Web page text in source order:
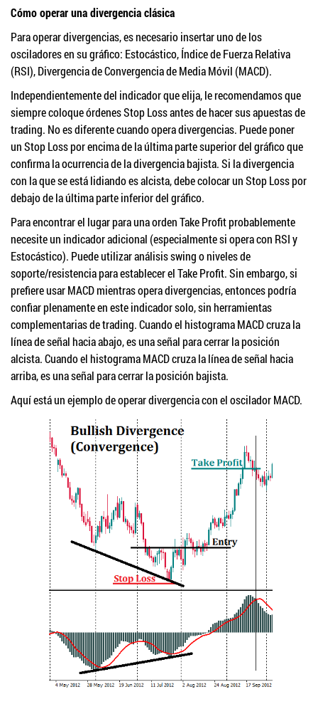
Cómo operar una divergencia clásica
Para operar divergencias, es necesario insertar uno de los
osciladores en su gráfico: Estocástico, Índice de Fuerza Relativa
(RSI), Divergencia de Convergencia de Media Móvil (MACD).
Independientemente del indicador que elija, le recomendamos que
siempre coloque órdenes Stop Loss antes de hacer sus apuestas de
trading. No es diferente cuando opera divergencias. Puede poner
un Stop Loss por encima de la última parte superior del gráfico que
confirma la ocurrencia de la divergencia bajista. Si la divergencia
con la que se está lidiando es alcista, debe colocar un Stop Loss por
debajo de la última parte inferior del gráfico.
Para encontrar el lugar para una orden Take Profit probablemente
necesite un indicador adicional (especialmente si opera con RSI y
Estocástico). Puede utilizar análisis swing o niveles de
soporte/resistencia para establecer el Take Profit. Sin embargo, si
prefiere usar MACD mientras opera divergencias, entonces podría
confiar plenamente en este indicador solo, sin herramientas
complementarias de trading. Cuando el histograma MACD cruza la
línea de señal hacia abajo, es una señal para cerrar la posición
alcista. Cuando el histograma MACD cruza la línea de señal hacia
arriba, es una señal para cerrar la posición bajista.
Aquí está un ejemplo de operar divergencia con el oscilador MACD.